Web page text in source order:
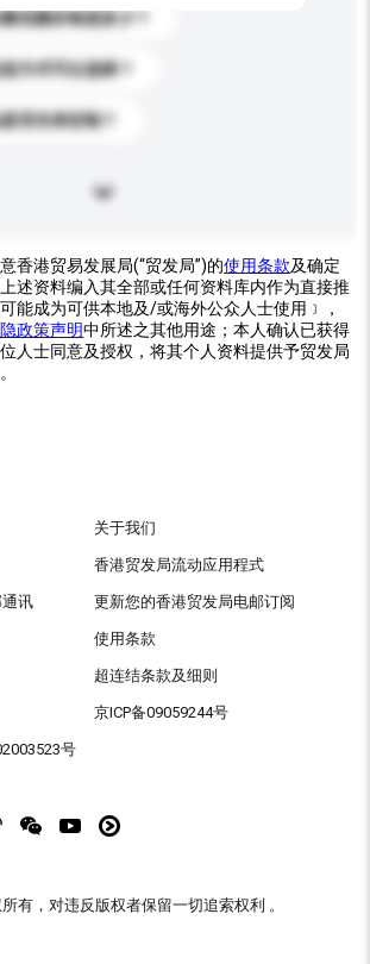
优惠价格是多少？
方式可以选择？
否支持定制？
香港贸易发展局(“贸发局”)的使用条款及确定
述资料编入其全部或任何资料库内作为直接推
能成为可供本地及/或海外公众人士使用﹞，
政策声明中所述之其他用途；本人确认已获得
人士同意及授权，将其个人资料提供予贸发局
关于我们
香港贸发局流动应用程式
讯 更新您的香港贸发局电邮订阅
使用条款
超连结条款及细则
京ICP备09059244号
号
有，对违反版权者保留一切追索权利 。